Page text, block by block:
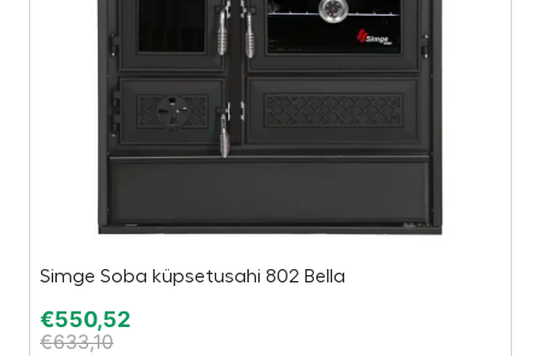
Simge Soba küpsetusahi 802 Bella
€550,52
€633,10